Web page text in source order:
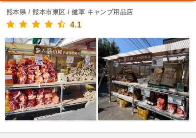
熊本県 / 熊本市東区 / 健軍 キャンプ用品店
4.1